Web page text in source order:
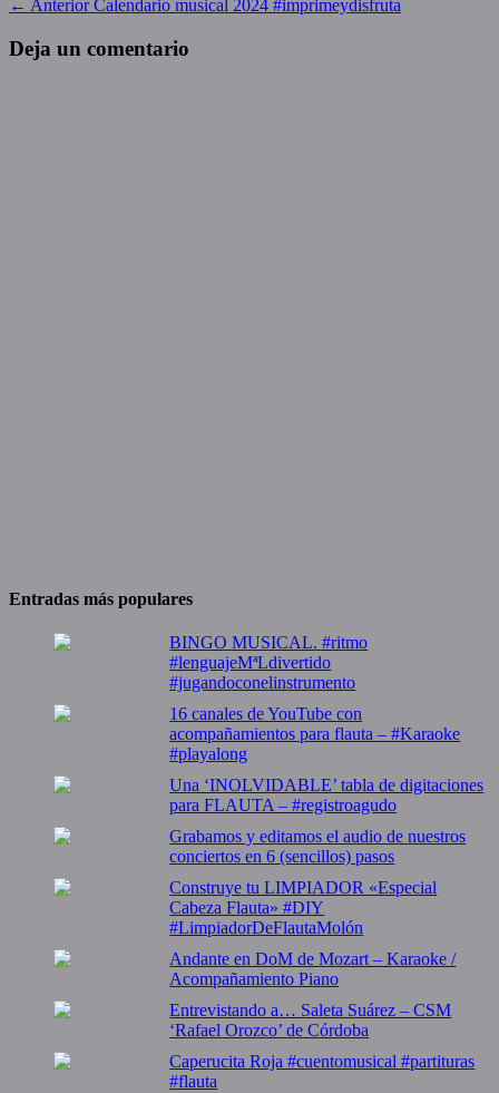
Navegación
de
entradas
← Anterior Entrada
Calendario musical 2024 #imprimeydisfruta
Deja un comentario
Entradas más populares
BINGO MUSICAL. #ritmo
#lenguajeMªLdivertido
#jugandoconelinstrumento
16 canales de YouTube con
acompañamientos para flauta – #Karaoke
#playalong
Una ‘INOLVIDABLE’ tabla de digitaciones
para FLAUTA – #registroagudo
Grabamos y editamos el audio de nuestros
conciertos en 6 (sencillos) pasos
Construye tu LIMPIADOR «Especial
Cabeza Flauta» #DIY
#LimpiadorDeFlautaMolón
Andante en DoM de Mozart – Karaoke /
Acompañamiento Piano
Entrevistando a… Saleta Suárez – CSM
‘Rafael Orozco’ de Córdoba
Caperucita Roja #cuentomusical #partituras
#flauta